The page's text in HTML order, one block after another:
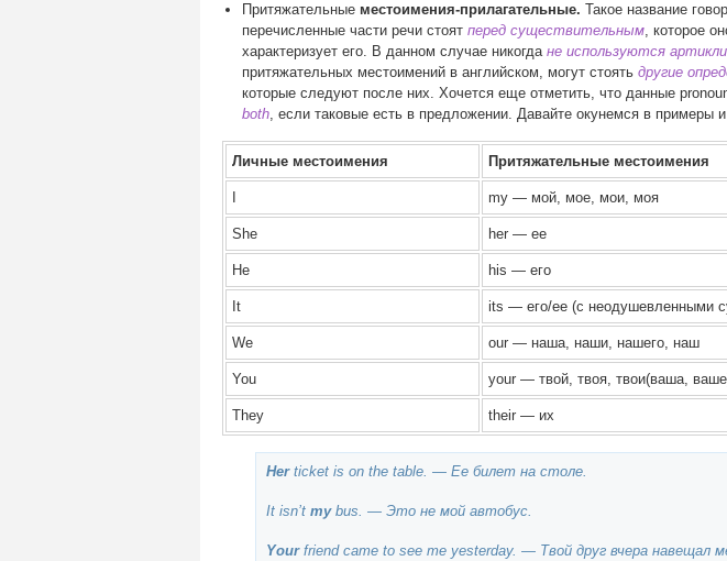
Притяжательные местоимения-прилагательные. Такое название
перечисленные части речи стоят перед существительным, которое
характеризует его. В данном случае никогда не используются артикли
притяжательных местоимений в английском, могут стоять другие
которые следуют после них. Хочется еще отметить, что данные
both, если таковые есть в предложении. Давайте окунемся в примеры
Личные местоимения Притяжательные местоимения
my — мой, мое, мои, моя
She her — ее
He his — его
It its — его/ее (с неодушевленными
We our — наша, наши, нашего, наш
You your — твой, твоя, твои(ваша,
They their — их
Herticket is on the table. — Ее билет на столе.
It isn’t mybus. — Это не мой автобус.
Yourfriend came to see me yesterday. — Твой друг вчера навещал